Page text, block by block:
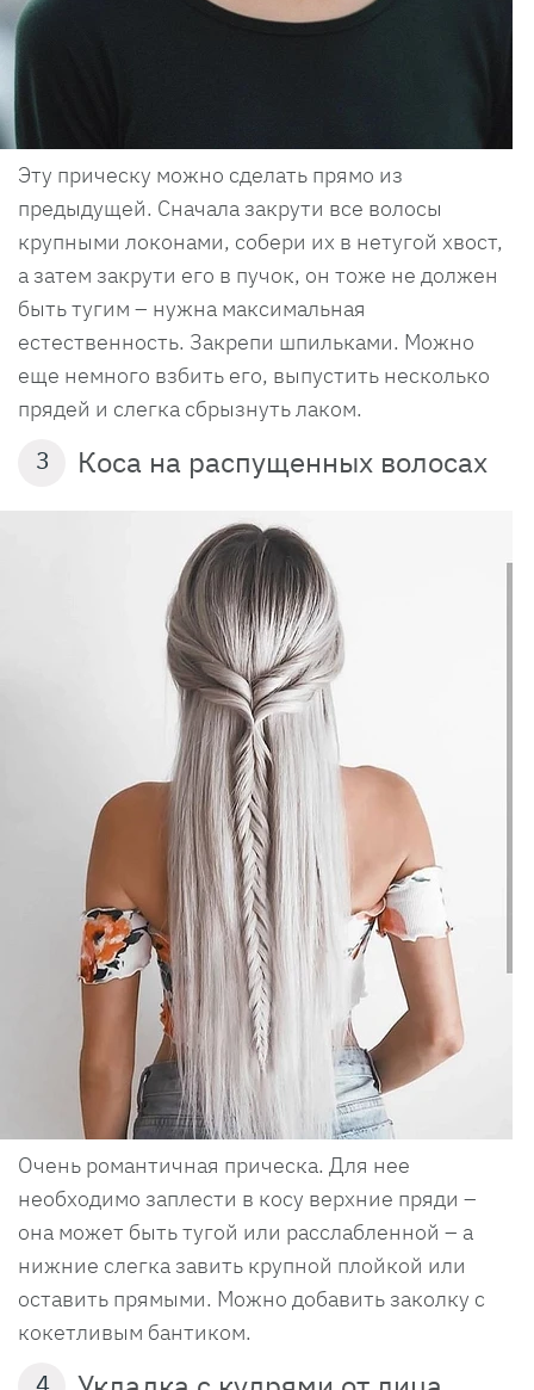
Эту прическу можно сделать прямо из
предыдущей. Сначала закрути все волосы
крупными локонами, собери их в нетугой хвост,
а затем закрути его в пучок, он тоже не должен
быть тугим – нужна максимальная
естественность. Закрепи шпильками. Можно
еще немного взбить его, выпустить несколько
прядей и слегка сбрызнуть лаком.
3 Коса на распущенных волосах
Очень романтичная прическа. Для нее
необходимо заплести в косу верхние пряди –
она может быть тугой или расслабленной – а
нижние слегка завить крупной плойкой или
оставить прямыми. Можно добавить заколку с
кокетливым бантиком.
4